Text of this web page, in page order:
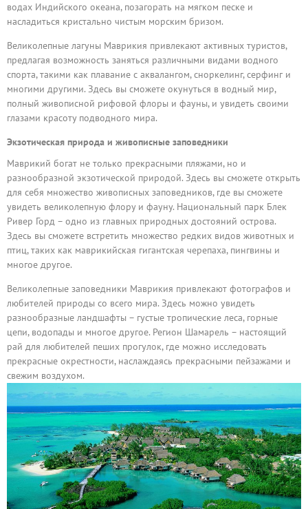
водах Индийского океана, позагорать на мягком песке и
насладиться кристально чистым морским бризом.
Великолепные лагуны Маврикия привлекают активных туристов,
предлагая возможность заняться различными видами водного
спорта, такими как плавание с аквалангом, сноркелинг, серфинг и
многими другими. Здесь вы сможете окунуться в водный мир,
полный живописной рифовой флоры и фауны, и увидеть своими
глазами красоту подводного мира.
Экзотическая природа и живописные заповедники
Маврикий богат не только прекрасными пляжами, но и
разнообразной экзотической природой. Здесь вы сможете открыть
для себя множество живописных заповедников, где вы сможете
увидеть великолепную флору и фауну. Национальный парк Блек
Ривер Горд – одно из главных природных достояний острова.
Здесь вы сможете встретить множество редких видов животных и
птиц, таких как маврикийская гигантская черепаха, пингвины и
многое другое.
Великолепные заповедники Маврикия привлекают фотографов и
любителей природы со всего мира. Здесь можно увидеть
разнообразные ландшафты – густые тропические леса, горные
цепи, водопады и многое другое. Регион Шамарель – настоящий
рай для любителей пеших прогулок, где можно исследовать
прекрасные окрестности, наслаждаясь прекрасными пейзажами и
свежим воздухом.